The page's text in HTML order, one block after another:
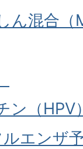
ん混合（
ン（HPV
エンザ